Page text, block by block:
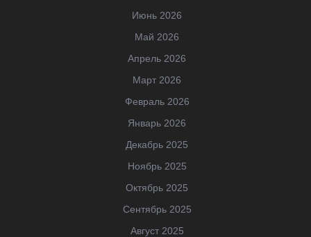
Июнь 2026
Май 2026
Апрель 2026
Март 2026
Февраль 2026
Январь 2026
Декабрь 2025
Ноябрь 2025
Октябрь 2025
Сентябрь 2025
Август 2025